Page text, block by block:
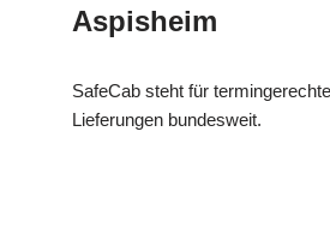
Aspisheim
SafeCab steht für
Lieferungen bundesweit.